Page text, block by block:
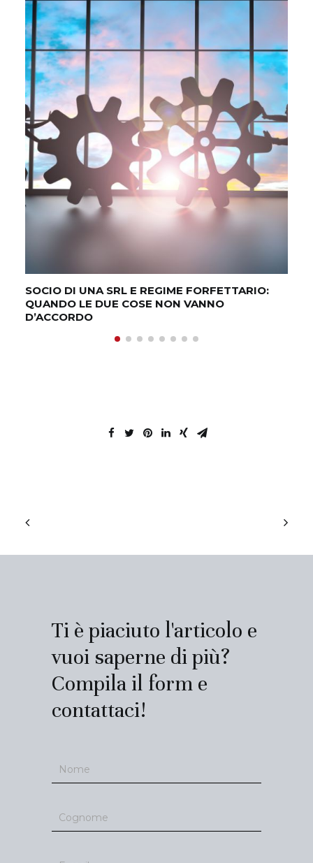
SOCIO DI UNA SRL E REGIME FORFETTARIO:
QUANDO LE DUE COSE NON VANNO
D’ACCORDO
Ti è piaciuto l'articolo e
vuoi saperne di più?
Compila il form e
contattaci!